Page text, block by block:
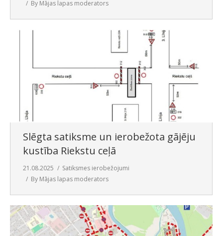
By Mājas lapas moderators
Slēgta satiksme un ierobežota gājēju
kustība Riekstu ceļā
21.08.2025
Satiksmes ierobežojumi
By Mājas lapas moderators